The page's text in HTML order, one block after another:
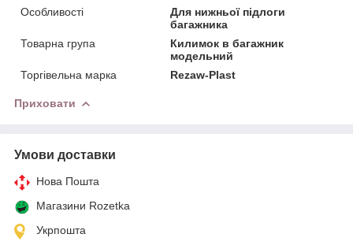
Особливості
Для нижньої підлоги
багажника
Товарна група
Килимок в багажник
модельний
Торгівельна марка
Rezaw-Plast
Приховати
Умови доставки
Нова Пошта
Магазини Rozetka
Укрпошта